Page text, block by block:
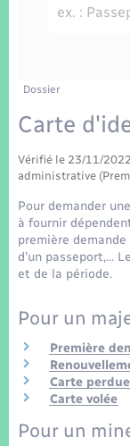
Etat-civil -
Parrainage civil
Loisirs
Nouvel
Numérique
Sécurité -
Seniors
Transports
Travaux -
Plan interactif
Patrimoine –
Publications
La
Dossier
Carte
Vérifié le 23/11/
administrative
Pour demander
à fournir
première
d'un passeport,…
et de la période.
Pour un
Première
Carte perdue
Carte volée
Pour un